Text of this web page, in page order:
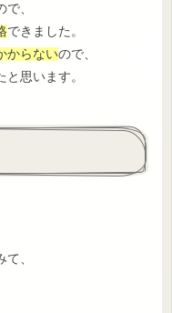
、
できました。
からないので、
思います。
、